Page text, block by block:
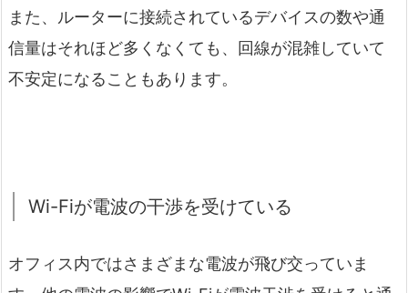
また、ルーターに接続されているデバイスの数や通
信量はそれほど多くなくても、回線が混雑していて
不安定になることもあります。
Wi-Fiが電波の干渉を受けている
オフィス内ではさまざまな電波が飛び交っていま